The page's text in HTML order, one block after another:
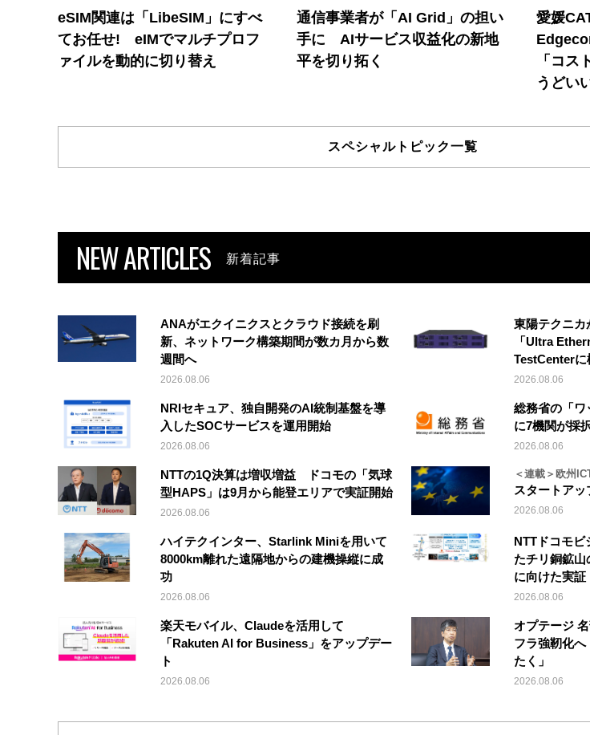
eSIM関連は「LibeSIM」にすべ
てお任せ! eIMでマルチプロフ
ァイルを動的に切り替え
通信事業者が「AI Grid」の担い
手に AIサービス収益化の新地
平を切り拓く
愛媛
「コス
うどい
スペシャルトピック一覧
NEW ARTICLES 新着記事
ANAがエクイニクスとクラウド接続を刷
新、ネットワーク構築期間が数カ月から数
週間へ
2026.08.06
東陽テクニカ
「Ultra
TestCenterに
2026.08.06
NRIセキュア、独自開発のAI統制基盤を導
入したSOCサービスを運用開始
2026.08.06
総務省の「ワ
に7機関が採
2026.08.06
NTTの1Q決算は増収増益 ドコモの「気球
型HAPS」は9月から能登エリアで実証開始
2026.08.06
＜連載＞欧州
スタートア
2026.08.06
ハイテクインター、Starlink Miniを用いて
8000km離れた遠隔地からの建機操縦に成
功
2026.08.06
NTTドコモビ
たチリ銅鉱
に向けた実証
2026.08.06
楽天モバイル、Claudeを活用して
「Rakuten AI for Business」をアップデー
ト
2026.08.06
オプテージ
フラ強靭化
たく」
2026.08.06